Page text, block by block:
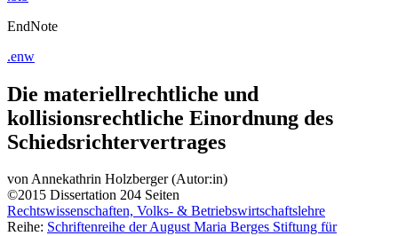
kollisionsrechtliche Einordnung des
Schiedsrichtervertrages
©2015 Dissertation 204 Seiten
Rechtswissenschaften, Volks- & Betriebswirtschaftslehre
Reihe:Schriftenreihe der August Maria Berges Stiftung für
Arbitrales Recht, Band 25